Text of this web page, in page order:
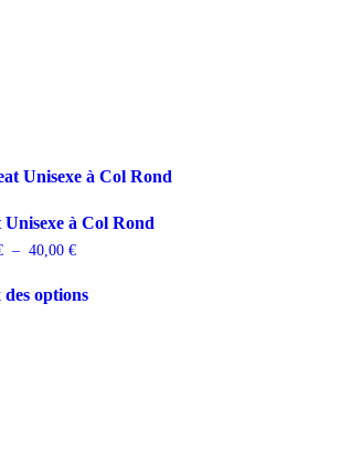
Unisexe à Col Rond
– 40,00€
options